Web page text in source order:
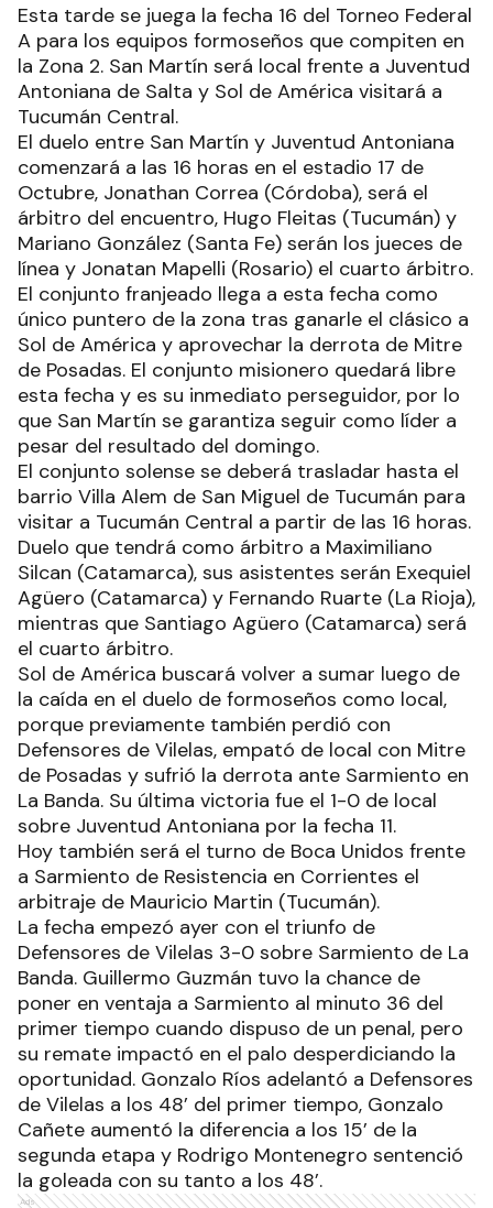
Esta tarde se juega la fecha 16 del Torneo Federal
A para los equipos formoseños que compiten en
la Zona 2. San Martín será local frente a Juventud
Antoniana de Salta y Sol de América visitará a
Tucumán Central.
El duelo entre San Martín y Juventud Antoniana
comenzará a las 16 horas en el estadio 17 de
Octubre, Jonathan Correa (Córdoba), será el
árbitro del encuentro, Hugo Fleitas (Tucumán) y
Mariano González (Santa Fe) serán los jueces de
línea y Jonatan Mapelli (Rosario) el cuarto árbitro.
El conjunto franjeado llega a esta fecha como
único puntero de la zona tras ganarle el clásico a
Sol de América y aprovechar la derrota de Mitre
de Posadas. El conjunto misionero quedará libre
esta fecha y es su inmediato perseguidor, por lo
que San Martín se garantiza seguir como líder a
pesar del resultado del domingo.
El conjunto solense se deberá trasladar hasta el
barrio Villa Alem de San Miguel de Tucumán para
visitar a Tucumán Central a partir de las 16 horas.
Duelo que tendrá como árbitro a Maximiliano
Silcan (Catamarca), sus asistentes serán Exequiel
Agüero (Catamarca) y Fernando Ruarte (La Rioja),
mientras que Santiago Agüero (Catamarca) será
el cuarto árbitro.
Sol de América buscará volver a sumar luego de
la caída en el duelo de formoseños como local,
porque previamente también perdió con
Defensores de Vilelas, empató de local con Mitre
de Posadas y sufrió la derrota ante Sarmiento en
La Banda. Su última victoria fue el 1-0 de local
sobre Juventud Antoniana por la fecha 11.
Hoy también será el turno de Boca Unidos frente
a Sarmiento de Resistencia en Corrientes el
arbitraje de Mauricio Martin (Tucumán).
La fecha empezó ayer con el triunfo de
Defensores de Vilelas 3-0 sobre Sarmiento de La
Banda. Guillermo Guzmán tuvo la chance de
poner en ventaja a Sarmiento al minuto 36 del
primer tiempo cuando dispuso de un penal, pero
su remate impactó en el palo desperdiciando la
oportunidad. Gonzalo Ríos adelantó a Defensores
de Vilelas a los 48’ del primer tiempo, Gonzalo
Cañete aumentó la diferencia a los 15’ de la
segunda etapa y Rodrigo Montenegro sentenció
la goleada con su tanto a los 48’.
Ads